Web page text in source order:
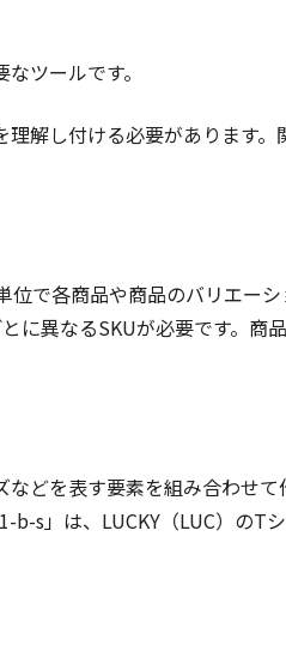
ツールです。
解し付ける必要があります
で各商品や商品のバリエー
に異なるSKUが必要です。商
どを表す要素を組み合わせ
b-s」は、LUCKY（LUC）のT